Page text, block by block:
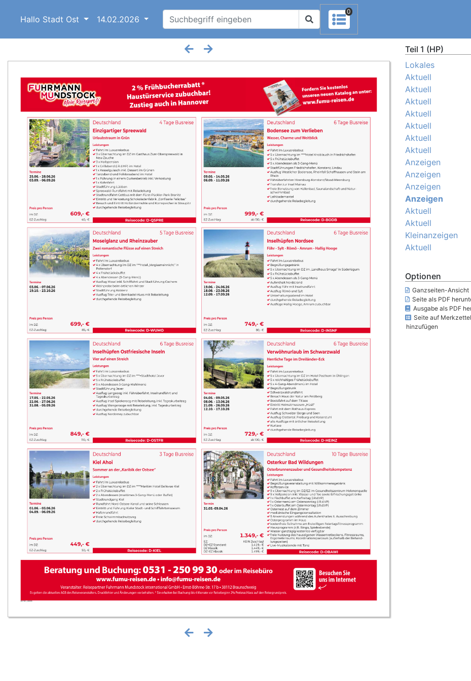
Hallo Stadt Ost 14.02.2026
0
Teil 1 (HP)
Lokales
Aktuell
Aktuell
Aktuell
Aktuell
Aktuell
Aktuell
Aktuell
Anzeigen
Anzeigen
Anzeigen
Anzeigen
Aktuell
Aktuell
Kleinanzeigen
Aktuell
Optionen
Ganzseiten-Ansicht
Seite als PDF
Ausgabe als PDF
Seite auf Merkzettel
hinzufügen